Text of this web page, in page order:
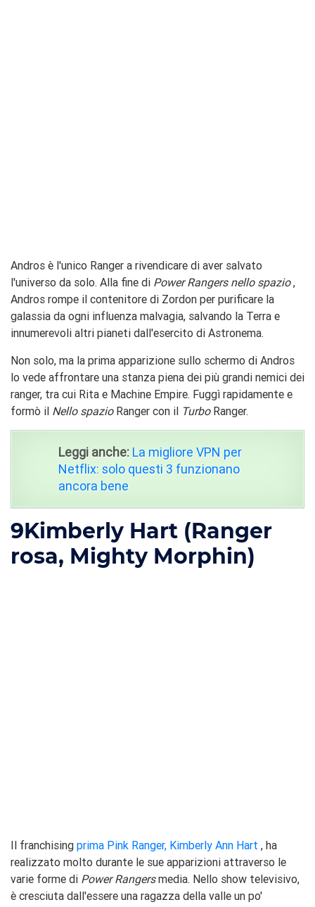
Andros è l'unico Ranger a rivendicare di aver salvato
l'universo da solo. Alla fine di Power Rangers nello spazio,
Andros rompe il contenitore di Zordon per purificare la
galassia da ogni influenza malvagia, salvando la Terra e
innumerevoli altri pianeti dall'esercito di Astronema.
Non solo, ma la prima apparizione sullo schermo di Andros
lo vede affrontare una stanza piena dei più grandi nemici dei
ranger, tra cui Rita e Machine Empire. Fuggì rapidamente e
formò il Nello spazioRanger con il TurboRanger.
Leggi anche: La migliore VPN per
Netflix: solo questi 3 funzionano
ancora bene
9Kimberly Hart (Ranger
rosa, Mighty Morphin)
Il franchising prima Pink Ranger, Kimberly Ann Hart , ha
realizzato molto durante le sue apparizioni attraverso le
varie forme di Power Rangersmedia. Nello show televisivo,
è cresciuta dall'essere una ragazza della valle un po'